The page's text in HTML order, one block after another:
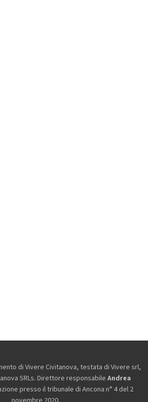
di Vivere Civitanova, testata di Vivere srl,
SRLs. Direttore responsabile Andrea
presso il tribunale di Ancona n° 4 del 2